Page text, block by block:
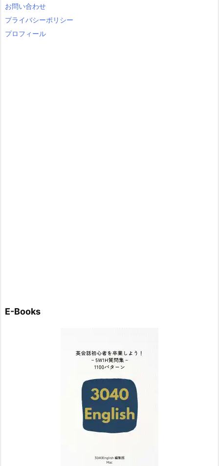
rお問い合わせ
プライバシーポリシー
プロフィール
E-Books